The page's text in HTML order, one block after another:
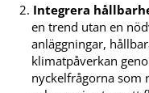
Integrera
en trend utan en
anläggningar,
klimatpåverkan
nyckelfrågorna som